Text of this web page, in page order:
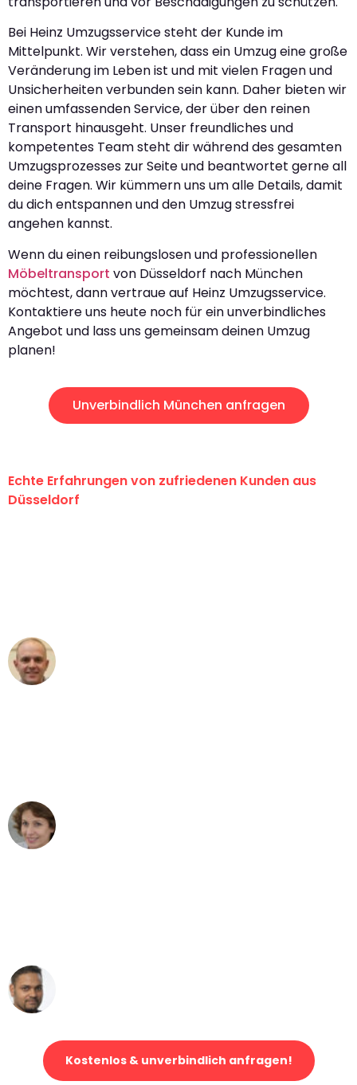
Bei Heinz Umzugsservice steht der Kunde im
Mittelpunkt. Wir verstehen, dass ein Umzug eine große
Veränderung im Leben ist und mit vielen Fragen und
Unsicherheiten verbunden sein kann. Daher bieten wir
einen umfassenden Service, der über den reinen
Transport hinausgeht. Unser freundliches und
kompetentes Team steht dir während des gesamten
Umzugsprozesses zur Seite und beantwortet gerne all
deine Fragen. Wir kümmern uns um alle Details, damit
du dich entspannen und den Umzug stressfrei
angehen kannst.
Wenn du einen reibungslosen und professionellen
Möbeltransport von Düsseldorf nach München
möchtest, dann vertraue auf Heinz Umzugsservice.
Kontaktiere uns heute noch für ein unverbindliches
Angebot und lass uns gemeinsam deinen Umzug
planen!
Unverbindlich München anfragen
Echte Erfahrungen von zufriedenen Kunden aus
Düsseldorf
Kostenlos & unverbindlich anfragen!